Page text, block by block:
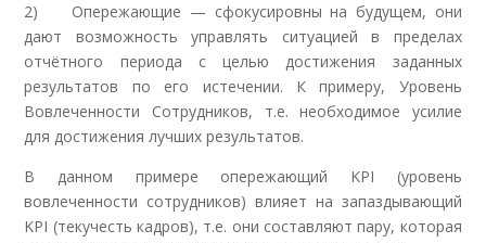
2) Опережающие — сфокусировны на будущем, они
дают возможность управлять ситуацией в пределах
отчётного периода с целью достижения заданных
результатов по его истечении. К примеру, Уровень
Вовлеченности Сотрудников, т.е. необходимое усилие
для достижения лучших результатов.
В данном примере опережающий KPI (уровень
вовлеченности сотрудников) влияет на запаздывающий
KPI (текучесть кадров), т.е. они составляют пару, которая